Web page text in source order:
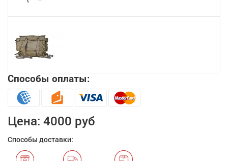
Способы оплаты:
Цена: 4000 руб
Способы доставки: